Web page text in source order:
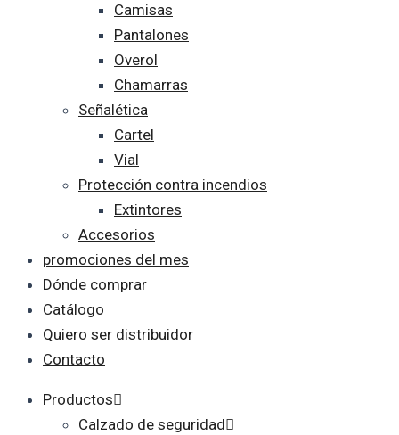
Camisas
Pantalones
Overol
Chamarras
Señalética
Cartel
Vial
Protección contra incendios
Extintores
Accesorios
promociones del mes
Dónde comprar
Catálogo
Quiero ser distribuidor
Contacto
Productos
Calzado de seguridad